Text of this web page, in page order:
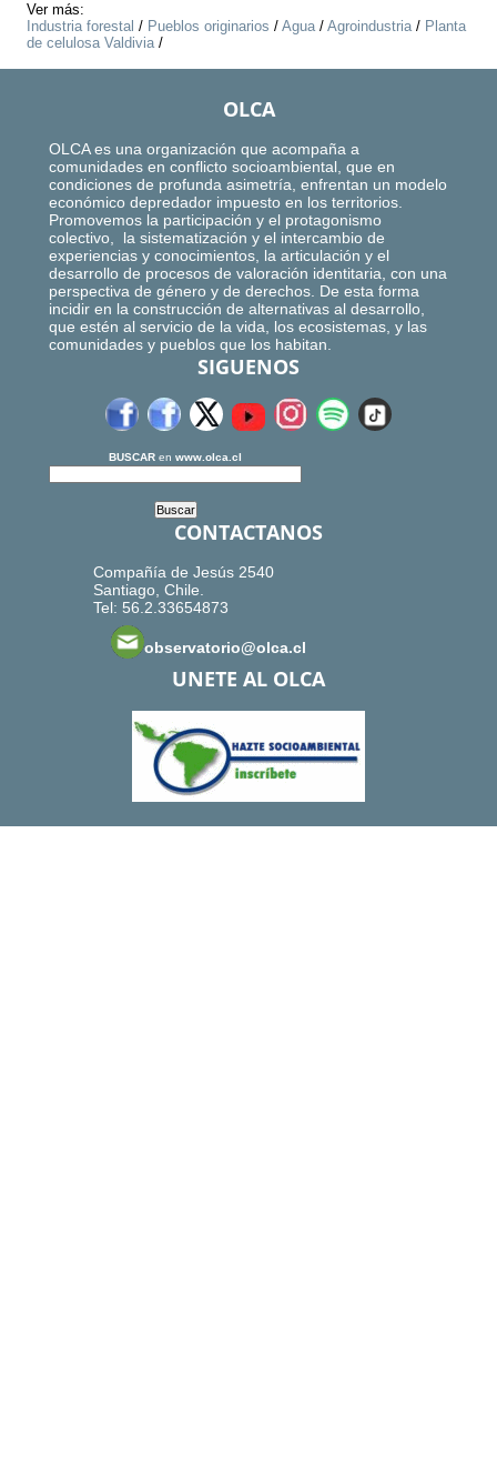
Ver más:
Industria forestal / Pueblos originarios / Agua/ Agroindustria/ Planta
de celulosa Valdivia/
OLCA
OLCA es una organización que acompaña a
comunidades en conflicto socioambiental, que en
condiciones de profunda asimetría, enfrentan un modelo
económico depredador impuesto en los territorios.
Promovemos la participación y el protagonismo
colectivo, la sistematización y el intercambio de
experiencias y conocimientos, la articulación y el
desarrollo de procesos de valoración identitaria, con una
perspectiva de género y de derechos. De esta forma
incidir en la construcción de alternativas al desarrollo,
que estén al servicio de la vida, los ecosistemas, y las
comunidades y pueblos que los habitan.
SIGUENOS
BUSCAR en www.olca.cl
CONTACTANOS
Compañía de Jesús 2540
Santiago, Chile.
Tel: 56.2.33654873
observatorio@olca.cl
UNETE AL OLCA